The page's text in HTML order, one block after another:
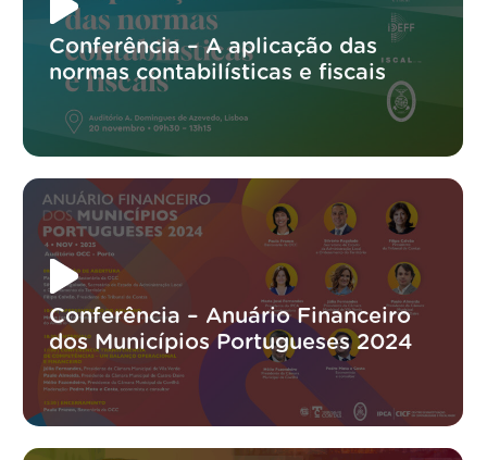
Conferência – A aplicação das
normas contabilísticas e fiscais
Conferência – Anuário Financeiro
dos Municípios Portugueses 2024